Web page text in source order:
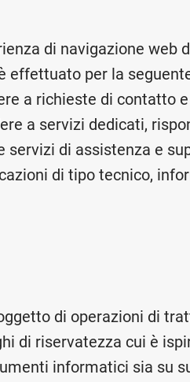
di navigazione web
effettuato per la
a richieste di contatto
a servizi dedicati,
di assistenza e
di tipo tecnico,
di operazioni di
di riservatezza cui è
informatici sia su